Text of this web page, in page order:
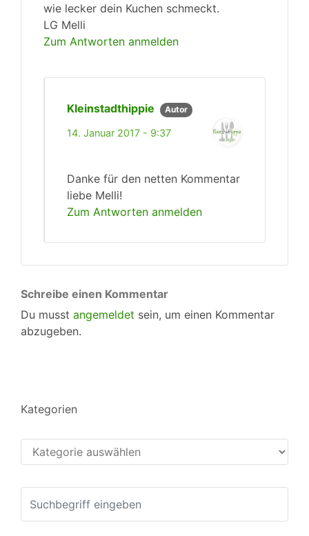
wie lecker dein Kuchen schmeckt.
LG Melli
Zum Antworten anmelden
Kleinstadthippie Autor
14. Januar 2017 - 9:37
Danke für den netten Kommentar
liebe Melli!
Zum Antworten anmelden
Schreibe einen Kommentar
Du musst angemeldet sein, um einen Kommentar
abzugeben.
Kategorien
Kategorien